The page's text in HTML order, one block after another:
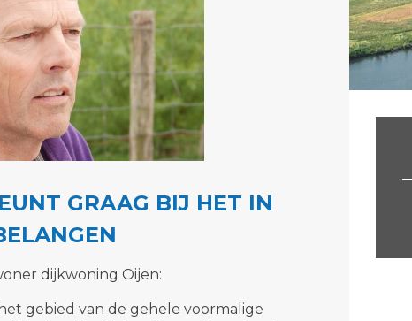
GRAAG BIJ HET IN
dijkwoning Oijen:
gebied van de gehele voormalige